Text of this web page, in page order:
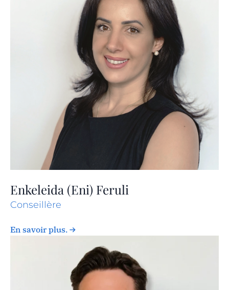
Enkeleida (Eni) Feruli
Conseillère
En savoir plus.